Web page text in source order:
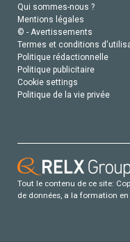
Qui sommes-nous ?
Mentions légales
© - Avertissements
Termes et conditions
Politique rédactionnelle
Politique publicitaire
Cookie settings
Politique de la vie privée
Tout le contenu de ce site:
de données, a la formation